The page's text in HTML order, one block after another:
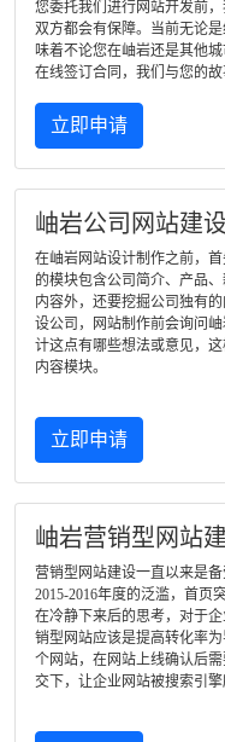
您委托我们进行网站开发前
双方都会有保障。当前无论
味着不论您在岫岩还是其他
在线签订合同，我们与您的故
立即申请
岫岩公司网站建设
在岫岩网站设计制作之前，
的模块包含公司简介、产品
内容外，还要挖掘公司独有
设公司，网站制作前会询问
计这点有哪些想法或意见，
内容模块。
立即申请
岫岩营销型网站
营销型网站建设一直以来是
2015-2016年度的泛滥，首页
在冷静下来后的思考，对于
销型网站应该是提高转化率
个网站，在网站上线确认后
交下，让企业网站被搜索引擎